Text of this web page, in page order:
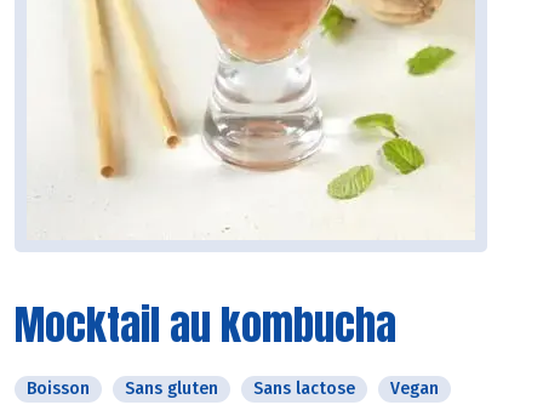
Mocktail au kombucha
Boisson Sans gluten Sans lactose
Vegan